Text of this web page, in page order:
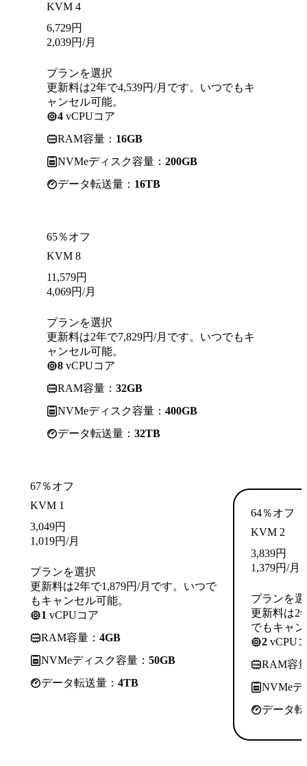
KVM 4
6,729円
2,039円/月
プランを選択
更新料は2年で4,539円/月です。いつでもキ
ャンセル可能。
4 vCPUコア
RAM容量： 16GB
NVMeディスク容量： 200GB
データ転送量： 16TB
65％オフ
KVM 8
11,579円
4,069円/月
プランを選択
更新料は2年で7,829円/月です。いつでもキ
ャンセル可能。
8 vCPUコア
RAM容量： 32GB
NVMeディスク容量： 400GB
データ転送量： 32TB
67％オフ
KVM 1
3,049円
1,019円/月
プランを選択
更新料は2年で1,879円/月です。いつで
もキャンセル可能。
1 vCPUコア
RAM容量： 4GB
NVMeディスク容量： 50GB
データ転送量： 4TB
64％オフ
KVM 2
3,839円
1,379円/月
プランを
更新料は2
でもキャ
2 vCPU
RAM容
NVMeデ
データ